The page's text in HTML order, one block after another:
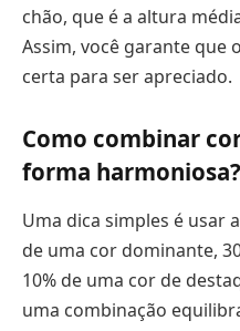
chão, que é a altura
Assim, você garante que
certa para ser apreciado.
Como combinar
forma harmoniosa?
Uma dica simples é usar
de uma cor dominante,
10% de uma cor de
uma combinação